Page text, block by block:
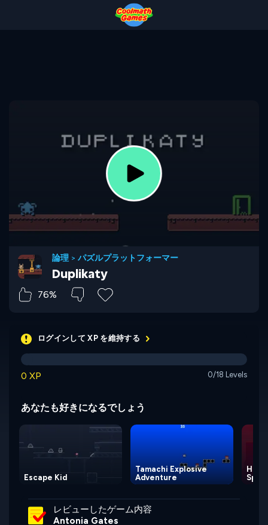
論理 > パズルプラットフォーマー
Duplikaty
76%
ログインして XP を維持する
0 XP 0/18 Levels
あなたも好きになるでしょう
Spell!
Escape Kid
Tamachi Explosive
Adventure
レビューしたゲーム内容
Antonia Gates